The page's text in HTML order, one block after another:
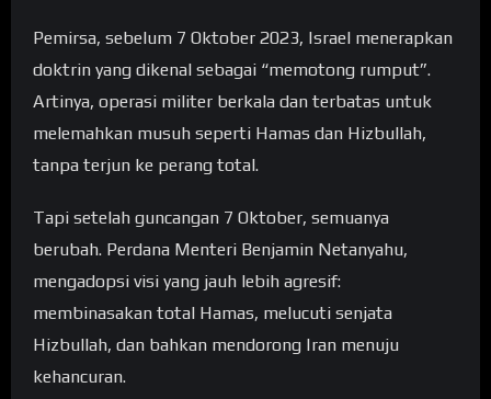
Pemirsa, sebelum 7 Oktober 2023, Israel menerapkan
doktrin yang dikenal sebagai “memotong rumput”.
Artinya, operasi militer berkala dan terbatas untuk
melemahkan musuh seperti Hamas dan Hizbullah,
tanpa terjun ke perang total.
Tapi setelah guncangan 7 Oktober, semuanya
berubah. Perdana Menteri Benjamin Netanyahu,
mengadopsi visi yang jauh lebih agresif:
membinasakan total Hamas, melucuti senjata
Hizbullah, dan bahkan mendorong Iran menuju
kehancuran.